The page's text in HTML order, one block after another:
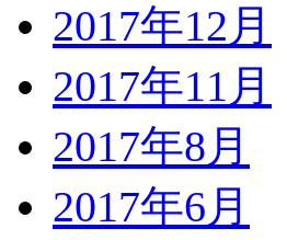
2017年12月
2017年11月
2017年8月
2017年6月